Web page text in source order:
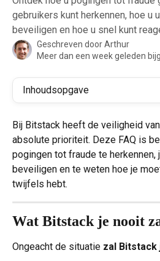
gebruikers kunt herkennen, hoe u
beveiligen en hoe u snel kunt
Geschreven doorArthur
Meer dan een week geleden
Inhoudsopgave
Bij Bitstack heeft de veiligheid
absolute prioriteit. Deze FAQ is
pogingen tot fraude te herkennen,
beveiligen en te weten hoe je
twijfels hebt.
Wat Bitstack je nooit
Ongeacht de situatie zal